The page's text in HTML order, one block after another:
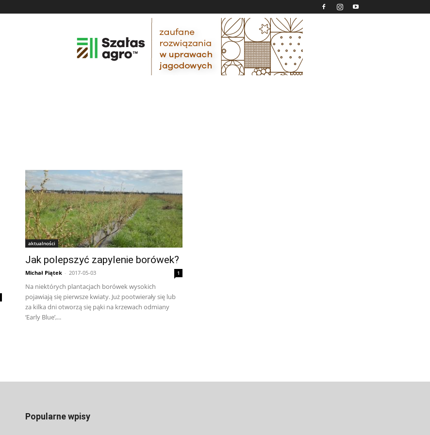
aktualności
Jak polepszyć zapylenie borówek?
Michał Piątek - 2017-05-03 1
Na niektórych plantacjach borówek wysokich
pojawiają się pierwsze kwiaty. Już pootwierały się lub
za kilka dni otworzą się pąki na krzewach odmiany
‘Early Blue’,...
Popularne wpisy